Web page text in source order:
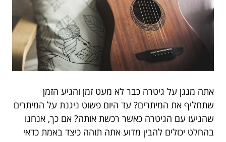
אתה מנגן על גיטרה כבר לא מעט זמן והגיע הזמן
שתחליף את המיתרים? עד היום פשוט ניגנת על המיתרים
שהגיעו עם הגיטרה כאשר רכשת אותה? אם כך, אנחנו
בהחלט יכולים להבין מדוע אתה תוהה כיצד באמת כדאי